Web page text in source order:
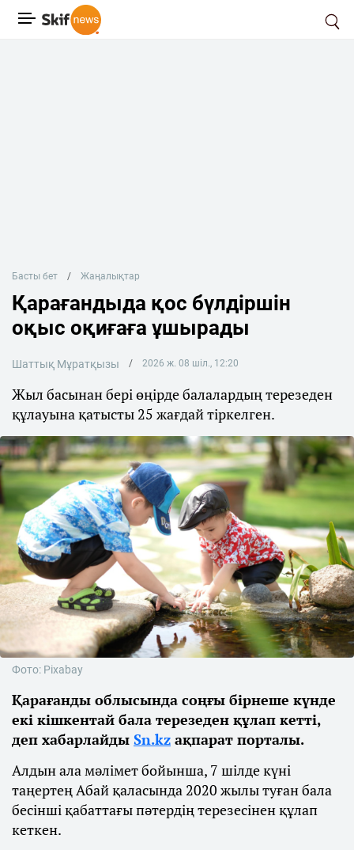
Басты бет Жаңалықтар
Қарағандыда қос бүлдіршін
оқыс оқиғаға ұшырады
Шаттық Мұратқызы 2026 ж. 08 шіл., 12:20
Жыл басынан бері өңірде балалардың терезеден
құлауына қатысты 25 жағдай тіркелген.
Фото: Pixabay
Қарағанды облысында соңғы бірнеше күнде
екі кішкентай бала терезеден құлап кетті,
деп хабарлайды Sn.kz ақпарат порталы.
Алдын ала мәлімет бойынша, 7 шілде күні
таңертең Абай қаласында 2020 жылы туған бала
бесінші қабаттағы пәтердің терезесінен құлап
кеткен.